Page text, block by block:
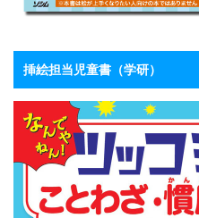
挿絵担当児童書（学研）